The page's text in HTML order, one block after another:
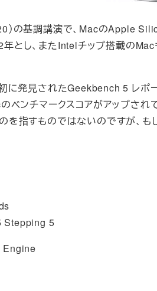
の基調講演で、MacのApple
とし、またIntelチップ搭載の
に発見されたGeekbench 5 レポ
ベンチマークスコアがアップされ
指すものではないのですが、も
Stepping 5
Engine